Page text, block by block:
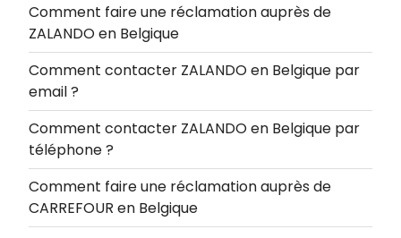
Comment faire une réclamation auprès de
ZALANDO en Belgique
Comment contacter ZALANDO en Belgique par
email ?
Comment contacter ZALANDO en Belgique par
téléphone ?
Comment faire une réclamation auprès de
CARREFOUR en Belgique